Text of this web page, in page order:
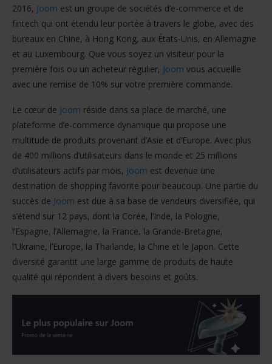
2016, Joom est un groupe de sociétés d’e-commerce et de
fintech qui ont étendu leur portée à travers le globe, avec des
bureaux en Chine, à Hong Kong, aux États-Unis, en Allemagne
et au Luxembourg. Que vous soyez un visiteur pour la
première fois ou un acheteur régulier, Joom vous accueille
avec une remise de 10% sur votre première commande.
Le cœur de Joom réside dans sa place de marché, une
plateforme d’e-commerce dynamique qui propose une
multitude de produits provenant d’Asie et d’Europe. Avec plus
de 400 millions d’utilisateurs dans le monde et 25 millions
d’utilisateurs actifs par mois, Joom est devenue une
destination de shopping favorite pour beaucoup. Une partie du
succès de Joom est due à sa base de vendeurs diversifiée, qui
s’étend sur 12 pays, dont la Corée, l’Inde, la Pologne,
l’Espagne, l’Allemagne, la France, la Grande-Bretagne,
l’Ukraine, l’Europe, la Thaïlande, la Chine et le Japon. Cette
diversité garantit une large gamme de produits de haute
qualité qui répondent à divers besoins et goûts.